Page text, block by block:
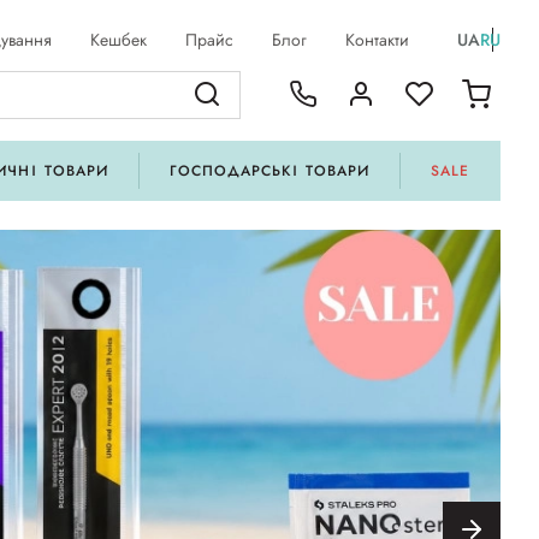
Кешбек Прайс Блог Контакти UARU
ТОВАРИ ГОСПОДАРСЬКІ ТОВАРИ SALE